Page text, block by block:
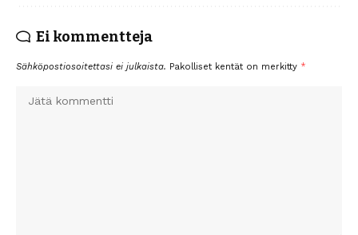
Ei kommentteja
Sähköpostiosoitettasi ei julkaista. Pakolliset kentät on merkitty *